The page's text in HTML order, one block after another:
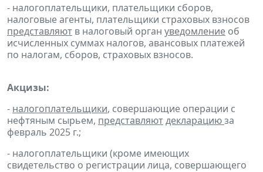
- налогоплательщики, плательщики сборов,
налоговые агенты, плательщики страховых взносов
представляют в налоговый орган уведомление об
исчисленных суммах налогов, авансовых платежей
по налогам, сборов, страховых взносов.
Акцизы:
- налогоплательщики, совершающие операции с
нефтяным сырьем, представляютдекларациюза
февраль 2025 г.;
- налогоплательщики (кроме имеющих
свидетельство о регистрации лица, совершающего